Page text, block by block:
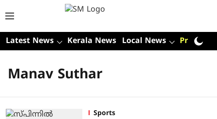
Latest News Kerala News Local News Premium
Manav Suthar
Sports